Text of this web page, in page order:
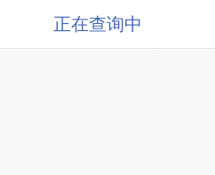
正在查询中